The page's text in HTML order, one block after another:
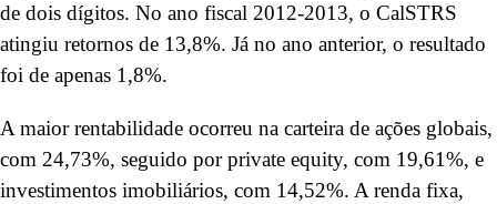
de dois dígitos. No ano fiscal 2012-2013, o CalSTRS
atingiu retornos de 13,8%. Já no ano anterior, o resultado
foi de apenas 1,8%.
A maior rentabilidade ocorreu na carteira de ações globais,
com 24,73%, seguido por private equity, com 19,61%, e
investimentos imobiliários, com 14,52%. A renda fixa,